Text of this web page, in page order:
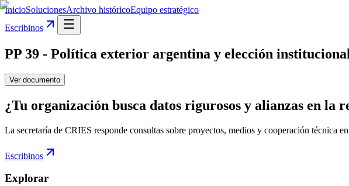
InicioSolucionesArchivo históricoEquipo estratégico
Escribinos
PP 39 - Política exterior argentina y elección
Ver documento
¿Tu organización busca datos rigurosos y alianzas en la
La secretaría de CRIES responde consultas sobre proyectos, medios y cooperación técnica
Escribinos
Explorar